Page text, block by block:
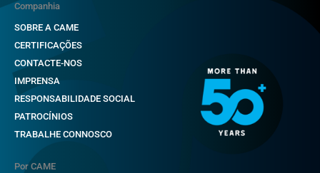
Companhia
SOBRE A CAME
CERTIFICAÇÕES
CONTACTE-NOS
IMPRENSA
RESPONSABILIDADE SOCIAL
PATROCÍNIOS
TRABALHE CONNOSCO
Por CAME